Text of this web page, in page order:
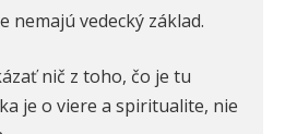
nemajú vedecký základ.
nič z toho, čo je tu
je o viere a spiritualite, nie